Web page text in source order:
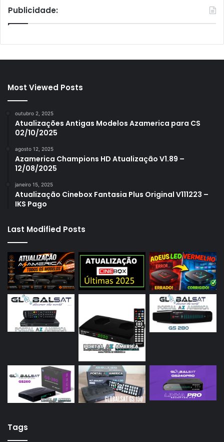
Publicidade:
Most Viewed Posts
outubro 2, 2025
Atualizações Antigas Modelos Azamerica para CS
02/10/2025
agosto 12, 2025
Azamerica Champions HD Atualização V1.89 –
12/08/2025
janeiro 15, 2025
Atualização Cinebox Fantasia Plus Original V111223 –
IKS Pago
Last Modified Posts
Tags